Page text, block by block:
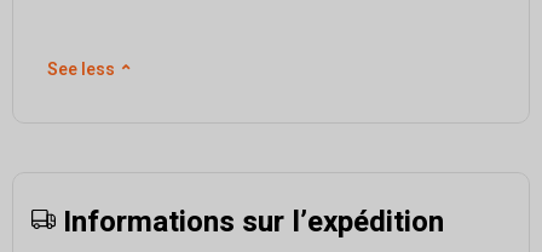
See less ⌃
Informations sur l’expédition